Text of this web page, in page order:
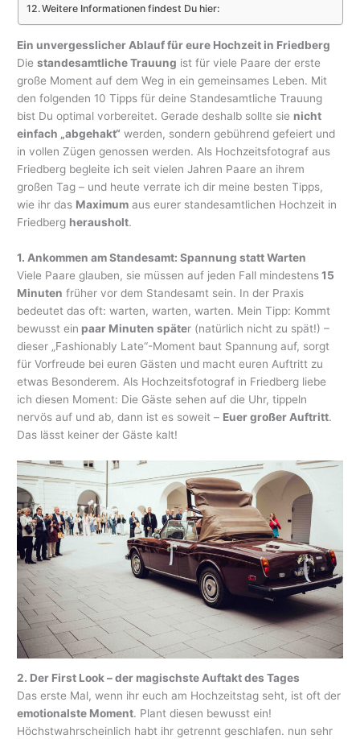
Weitere Informationen findest Du hier:
Ein unvergesslicher Ablauf für eure Hochzeit in Friedberg
Diestandesamtliche Trauung ist für viele Paare der erste
große Moment auf dem Weg in ein gemeinsames Leben. Mit
den folgenden 10 Tipps für deine Standesamtliche Trauung
bist Du optimal vorbereitet. Gerade deshalb sollte sie nicht
einfach „abgehakt“ werden, sondern gebührend gefeiert und
in vollen Zügen genossen werden. Als Hochzeitsfotograf aus
Friedberg begleite ich seit vielen Jahren Paare an ihrem
großen Tag – und heute verrate ich dir meine besten Tipps,
wie ihr das Maximum aus eurer standesamtlichen Hochzeit in
Friedberg herausholt.
1. Ankommen am Standesamt: Spannung statt Warten
Viele Paare glauben, sie müssen auf jeden Fall mindestens15
Minuten früher vor dem Standesamt sein. In der Praxis
bedeutet das oft: warten, warten, warten. Mein Tipp: Kommt
bewusst ein paar Minuten später (natürlich nicht zu spät!) –
dieser „Fashionably Late“-Moment baut Spannung auf, sorgt
für Vorfreude bei euren Gästen und macht euren Auftritt zu
etwas Besonderem. Als Hochzeitsfotograf in Friedberg liebe
ich diesen Moment: Die Gäste sehen auf die Uhr, tippeln
nervös auf und ab, dann ist es soweit – Euer großer Auftritt.
Das lässt keiner der Gäste kalt!
2. Der First Look – der magischste Auftakt des Tages
Das erste Mal, wenn ihr euch am Hochzeitstag seht, ist oft der
emotionalste Moment. Plant diesen bewusst ein!
Höchstwahrscheinlich habt ihr getrennt geschlafen. nun sehr